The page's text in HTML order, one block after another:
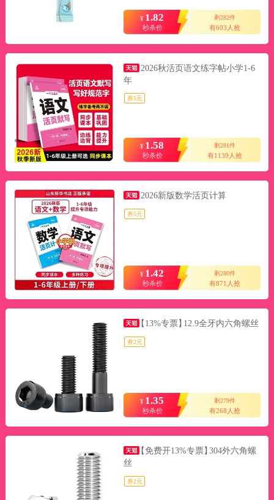
¥ 1.82
秒杀价
剩282件
有603人抢
2026秋活页语文练字帖小学1-6
年
券5元
¥ 1.58
秒杀价
剩281件
有1139人抢
2026新版数学活页计算
券5元
¥ 1.42
秒杀价
剩280件
有871人抢
【13%专票】12.9全牙内六角螺丝
券2元
¥ 1.35
秒杀价
剩279件
有268人抢
【免费开13%专票】304外六角螺
丝
券2元